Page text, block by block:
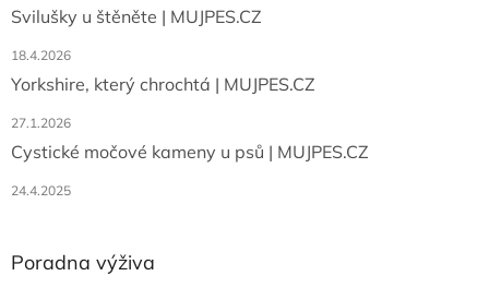
Svilušky u štěněte | MUJPES.CZ
18.4.2026
Yorkshire, který chrochtá | MUJPES.CZ
27.1.2026
Cystické močové kameny u psů | MUJPES.CZ
24.4.2025
Poradna výživa